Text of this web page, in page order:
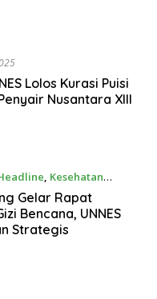
Lolos Kurasi Puisi
Nusantara XIII
Kesehatan
Gelar Rapat
Bencana, UNNES
Strategis